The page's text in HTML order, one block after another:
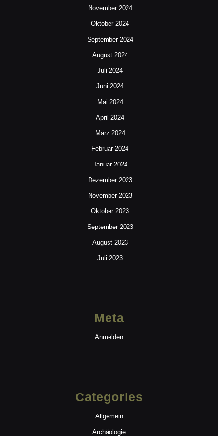
November 2024
Oktober 2024
September 2024
August 2024
Juli 2024
Juni 2024
Mai 2024
April 2024
März 2024
Februar 2024
Januar 2024
Dezember 2023
November 2023
Oktober 2023
September 2023
August 2023
Juli 2023
Meta
Anmelden
Categories
Allgemein
Archäologie